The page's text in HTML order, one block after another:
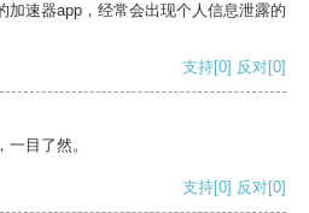
加速器app，经常会出现个人信息泄露的
支持[0] 反对[0]
目了然。
支持[0] 反对[0]